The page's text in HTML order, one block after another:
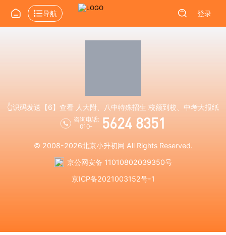
导航 登录
👆识码发送【6】查看 人大附、八中特殊招生 校额到校、中考大报纸
咨询电话:
010-
5624 8351
© 2008-2026北京小升初网 All Rights Reserved.
京公网安备 11010802039350号
京ICP备2021003152号-1